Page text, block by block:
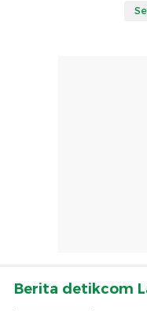
Berita detikcom